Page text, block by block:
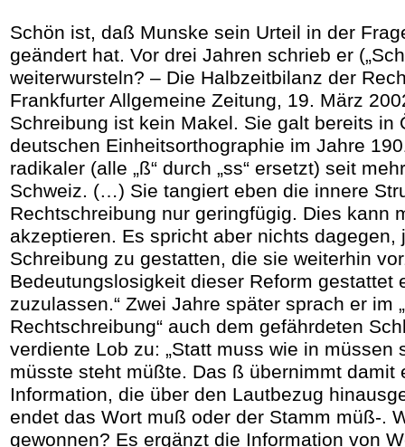
Schön ist, daß Munske sein Urteil in der
geändert hat. Vor drei Jahren schrieb er
weiterwursteln? – Die Halbzeitbilanz der
Frankfurter Allgemeine Zeitung, 19. März
Schreibung ist kein Makel. Sie galt bereits in
deutschen Einheitsorthographie im Jahre
radikaler (alle „ß“ durch „ss“ ersetzt) seit
Schweiz. (…) Sie tangiert eben die innere
Rechtschreibung nur geringfügig. Dies kann
akzeptieren. Es spricht aber nichts dagegen,
Schreibung zu gestatten, die sie weiterhin
Bedeutungslosigkeit dieser Reform gestattet
zuzulassen.“ Zwei Jahre später sprach er im
Rechtschreibung“ auch dem gefährdeten
verdiente Lob zu: „Statt muss wie in müssen
müsste steht müßte. Das ß übernimmt damit
Information, die über den Lautbezug
endet das Wort muß oder der Stamm müß-.
gewonnen? Es ergänzt die Information von